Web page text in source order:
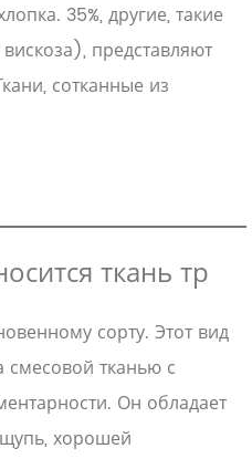
35%, другие, такие
представляют
сотканные из
ткань тр
сорту. Этот вид
смесовой тканью с
Он обладает
хорошей